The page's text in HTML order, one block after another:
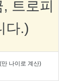
트로피
다.)
나이로 계산)